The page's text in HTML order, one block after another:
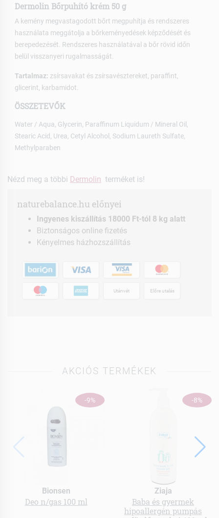
Dermolin Bőrpuhító krém 50 g
A kemény megvastagodott bőrt megpuhítja és rendszeres
használata meggátolja a bőrkeményedések képződését és
berepedezését. Rendszeres használatával a bőr rövid időn
belül visszanyeri rugalmasságát.
Tartalmaz: zsírsavakat és zsírsavésztereket, paraffint,
glicerint, karbamidot.
ÖSSZETEVŐK
Water / Aqua, Glycerin, Paraffinum Liquidum / Mineral Oil,
Stearic Acid, Urea, Cetyl Alcohol, Sodium Laureth Sulfate,
Methylparaben
Nézd meg a többi Dermolin terméket is!
naturebalance.hu előnyei
Ingyenes kiszállítás 18000 Ft-tól 8 kg alatt
Biztonságos online fizetés
Kényelmes házhozszállítás
Utánvét Előre utalás
AKCIÓS TERMÉKEK
-9%
Bionsen
Deo n/gas 100 ml
-8%
Ziaja
Baba és gyermek
hipoallergén pumpás